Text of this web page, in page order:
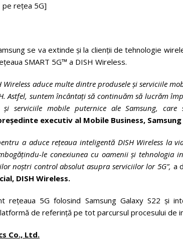
pe rețea 5G]
se va extinde și la clienții de tehnologie
SMART 5G™ a DISH Wireless.
Wireless aduce multe dintre produsele și serviciile
Astfel, suntem încântați să continuăm să lucrăm
serviciile mobile puternice ale Samsung, care
executiv al Mobile Business,
a aduce rețeaua inteligentă DISH Wireless la
le conexiunea cu oamenii și tehnologia
noștri control absolut asupra serviciilor lor 5G”, a
DISH Wireless.
rețeaua 5G folosind Samsung Galaxy S22 și
de referință pe tot parcursul procesului de
Co., Ltd.